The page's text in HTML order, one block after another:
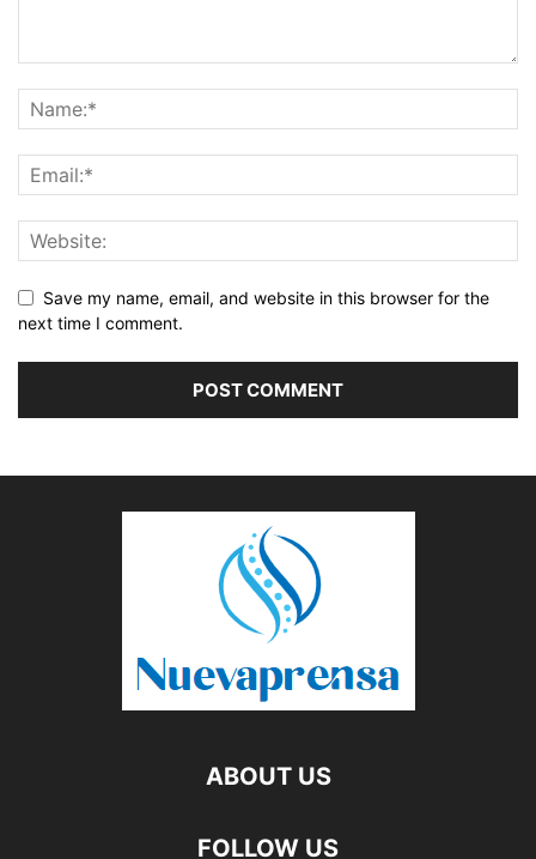
Save my name, email, and website in this browser for the
next time I comment.
ABOUT US
FOLLOW US